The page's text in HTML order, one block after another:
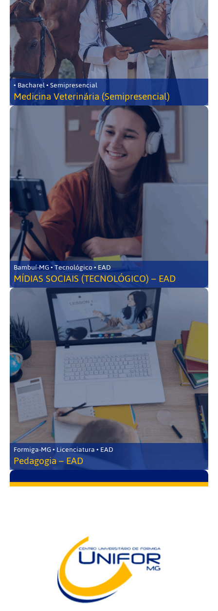
• Bacharel • Semipresencial
Medicina Veterinária (Semipresencial)
Bambuí-MG • Tecnológico • EAD
MÍDIAS SOCIAIS (TECNOLÓGICO) – EAD
Formiga-MG • Licenciatura • EAD
Pedagogia – EAD